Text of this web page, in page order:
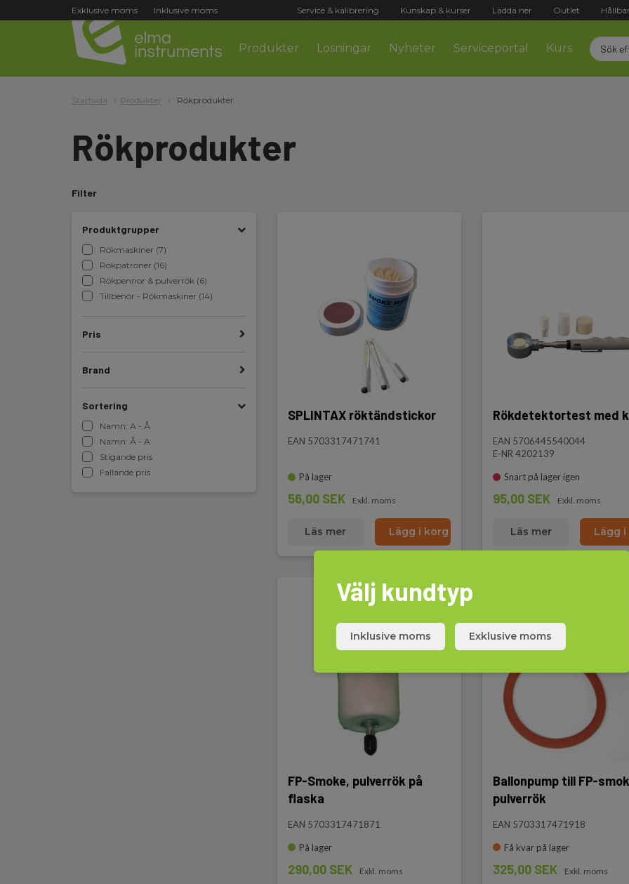
Exklusive moms Inklusive moms Service & kalibrering Kunskap & kurser Ladda ner Outlet
Produkter Lösningar Nyheter Serviceportal Kurs
Startsida Produkter Rökprodukter
Rökprodukter
Filter
Produktgrupper
Rökmaskiner (7)
Rökpatroner (16)
Rökpennor & pulverrök (6)
Tillbehör - Rökmaskiner (14)
Pris
Brand
Sortering
Namn: A - Å
Namn: Å - A
Stigande pris
Fallande pris
SPLINTAX röktändstickor
EAN 5703317471741
På lager
56,00 SEK Exkl. moms
Läs mer Lägg i korg
Rökdetektortest med
EAN 5706445540044
E-NR 4202139
Snart på lager igen
95,00 SEK Exkl. moms
Läs mer Lägg
FP-Smoke, pulverrök på
flaska
EAN 5703317471871
På lager
290,00 SEK Exkl. moms
Ballonpump till FP-
pulverrök
EAN 5703317471918
Få kvar på lager
325,00 SEK Exkl. moms
Välj kundtyp
Inklusive moms Exklusive moms